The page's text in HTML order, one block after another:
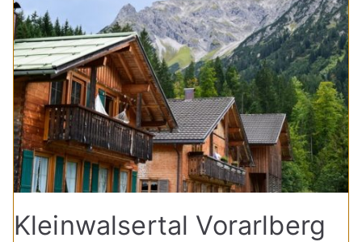
Kleinwalsertal Vorarlberg